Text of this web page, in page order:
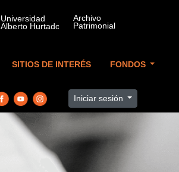
SITIOS DE INTERÉS FONDOS
Iniciar sesión